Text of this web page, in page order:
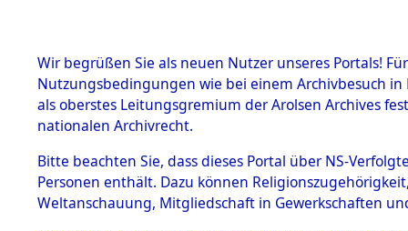
BESTÄNDE
1.
Inhaftierungsdoku
mente
1.2.9 Beim ITS
0003
Wir begrüßen Sie als neuen Nutzer unseres Portals!
Nutzungsbedingungen wie bei einem Archivbesuch
als oberstes Leitungsgremium der Arolsen Archives
nationalen Archivrecht.
Bitte beachten Sie, dass dieses Portal über NS-
Personen enthält. Dazu können
Weltanschauung, Mitgliedschaft in Gewerkschaften